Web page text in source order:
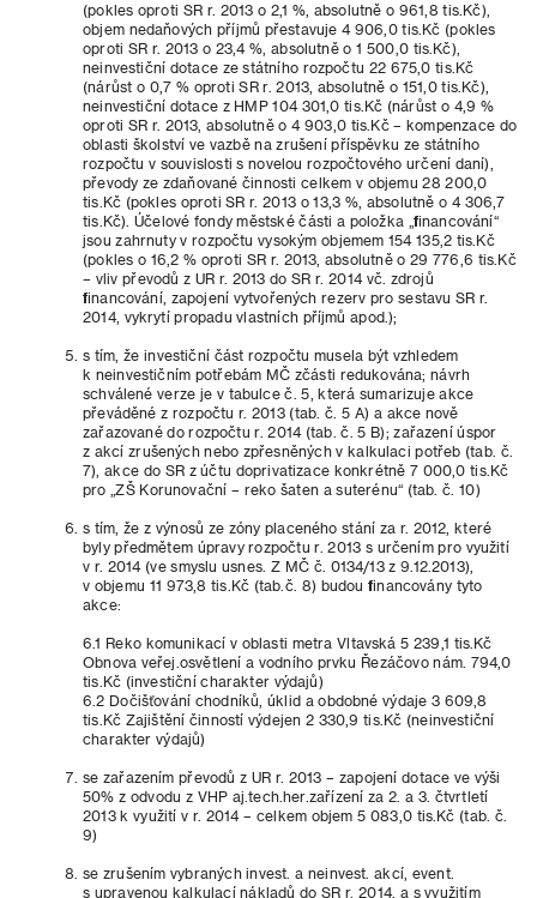
(pokles oproti SR r. 2013 o 2,1 %, absolutně o 961,8 tis.Kč),
objem nedaňových příjmů přestavuje 4 906,0 tis.Kč (pokles
oproti SR r. 2013 o 23,4 %, absolutně o 1 500,0 tis.Kč),
neinvestiční dotace ze státního rozpočtu 22 675,0 tis.Kč
(nárůst o 0,7 % oproti SR r. 2013, absolutně o 151,0 tis.Kč),
neinvestiční dotace z HMP 104 301,0 tis.Kč (nárůst o 4,9 %
oproti SR r. 2013, absolutně o 4 903,0 tis.Kč – kompenzace do
oblasti školství ve vazbě na zrušení příspěvku ze státního
rozpočtu v souvislosti s novelou rozpočtového určení daní),
převody ze zdaňované činnosti celkem v objemu 28 200,0
tis.Kč (pokles oproti SR r. 2013 o 13,3 %, absolutně o 4 306,7
tis.Kč). Účelové fondy městské části a položka „financování“
jsou zahrnuty v rozpočtu vysokým objemem 154 135,2 tis.Kč
(pokles o 16,2 % oproti SR r. 2013, absolutně o 29 776,6 tis.Kč
– vliv převodů z UR r. 2013 do SR r. 2014 vč. zdrojů
financování, zapojení vytvořených rezerv pro sestavu SR r.
2014, vykrytí propadu vlastních příjmů apod.);
s tím, že investiční část rozpočtu musela být vzhledem
k neinvestičním potřebám MČ zčásti redukována; návrh
schválené verze je v tabulce č. 5, která sumarizuje akce
převáděné z rozpočtu r. 2013 (tab. č. 5 A) a akce nově
zařazované do rozpočtu r. 2014 (tab. č. 5 B); zařazení úspor
z akcí zrušených nebo zpřesněných v kalkulaci potřeb (tab. č.
7), akce do SR z účtu doprivatizace konkrétně 7 000,0 tis.Kč
pro „ZŠ Korunovační – reko šaten a suterénu“ (tab. č. 10)
s tím, že z výnosů ze zóny placeného stání za r. 2012, které
byly předmětem úpravy rozpočtu r. 2013 s určením pro využití
v r. 2014 (ve smyslu usnes. Z MČ č. 0134/13 z 9.12.2013),
v objemu 11 973,8 tis.Kč (tab.č. 8) budou financovány tyto
akce:
6.1 Reko komunikací v oblasti metra Vltavská 5 239,1 tis.Kč
Obnova veřej.osvětlení a vodního prvku Řezáčovo nám. 794,0
tis.Kč (investiční charakter výdajů)
6.2 Dočišťování chodníků, úklid a obdobné výdaje 3 609,8
tis.Kč Zajištění činností výdejen 2 330,9 tis.Kč (neinvestiční
charakter výdajů)
se zařazením převodů z UR r. 2013 – zapojení dotace ve výši
50% z odvodu z VHP aj.tech.her.zařízení za 2. a 3. čtvrtletí
2013 k využití v r. 2014 – celkem objem 5 083,0 tis.Kč (tab. č.
9)
se zrušením vybraných invest. a neinvest. akcí, event.
s upravenou kalkulací nákladů do SR r. 2014, a s využitím